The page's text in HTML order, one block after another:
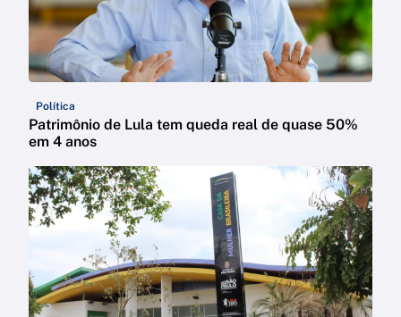
Política
Patrimônio de Lula tem queda real de quase 50%
em 4 anos